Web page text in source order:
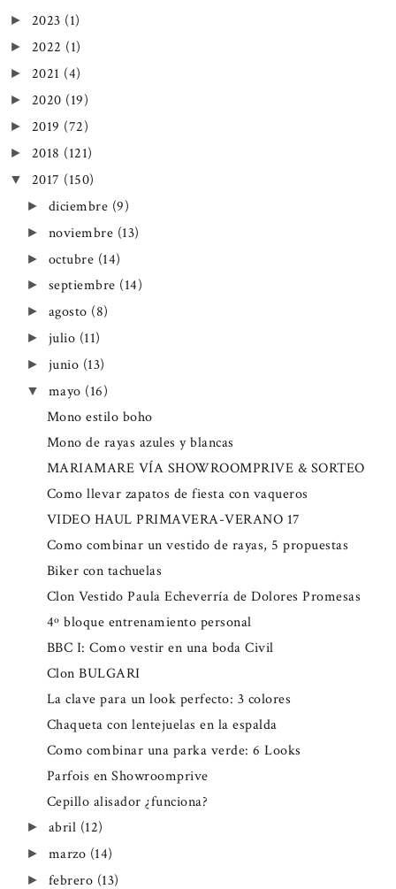
► 2023 (1)
► 2022 (1)
► 2021 (4)
► 2020 (19)
► 2019 (72)
► 2018 (121)
▼ 2017 (150)
► diciembre (9)
► noviembre (13)
► octubre (14)
► septiembre (14)
► agosto (8)
► julio (11)
► junio (13)
▼ mayo (16)
Mono estilo boho
Mono de rayas azules y blancas
MARIAMARE VÍA SHOWROOMPRIVE & SORTEO
Como llevar zapatos de fiesta con vaqueros
VIDEO HAUL PRIMAVERA-VERANO 17
Como combinar un vestido de rayas, 5 propuestas
Biker con tachuelas
Clon Vestido Paula Echeverría de Dolores Promesas
4º bloque entrenamiento personal
BBC I: Como vestir en una boda Civil
Clon BULGARI
La clave para un look perfecto: 3 colores
Chaqueta con lentejuelas en la espalda
Como combinar una parka verde: 6 Looks
Parfois en Showroomprive
Cepillo alisador ¿funciona?
► abril (12)
► marzo (14)
► febrero (13)